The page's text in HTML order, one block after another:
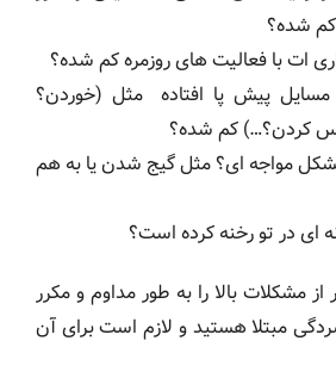
شده؟
ات با فعالیت های روزمره کم شده؟
مسایل پیش پا افتاده مثل (خوردن؟
کردن؟…) کم شده؟
مشکل مواجه ای؟ مثل گیج شدن یا به هم
ای در تو رخنه کرده است؟
از مشکلات بالا را به طور مداوم و مکرر
مبتلا هستید و لازم است برای آن